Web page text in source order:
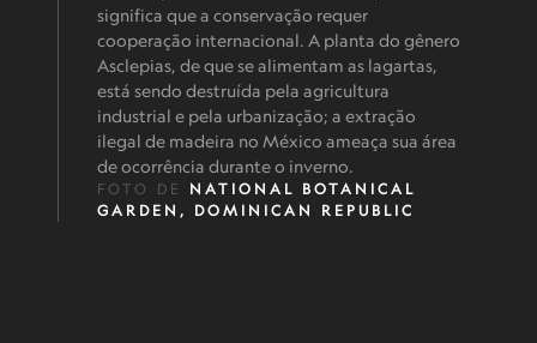
significa que a conservação requer
cooperação internacional. A planta do gênero
Asclepias, de que se alimentam as lagartas,
está sendo destruída pela agricultura
industrial e pela urbanização; a extração
ilegal de madeira no México ameaça sua área
de ocorrência durante o inverno.
FOTO DE NATIONAL BOTANICAL
GARDEN, DOMINICAN REPUBLIC